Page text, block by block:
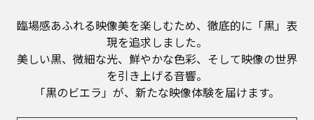
臨場感あふれる映像美を楽しむため、徹底的に「黒」表
現を追求しました。
美しい黒、微細な光、鮮やかな色彩、そして映像の世界
を引き上げる音響。
「黒のビエラ」が、新たな映像体験を届けます。